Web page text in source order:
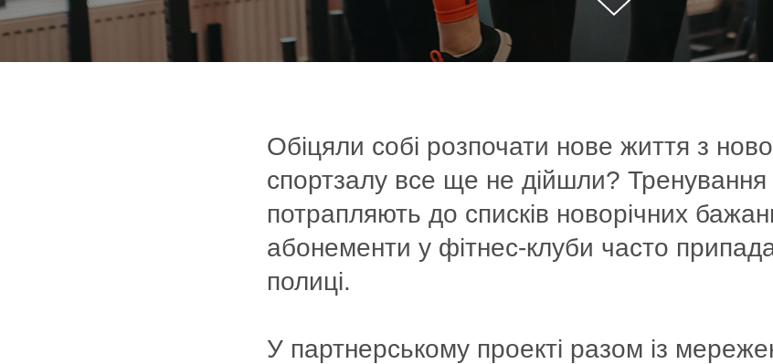
Обіцяли собі розпочати нове життя з
спортзалу все ще не дійшли? Тренування
потрапляють до списків новорічних
абонементи у фітнес-клуби часто
полиці.
У партнерському проекті разом із